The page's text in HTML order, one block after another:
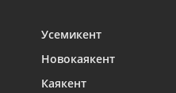
Усемикент
Новокаякент
Каякент